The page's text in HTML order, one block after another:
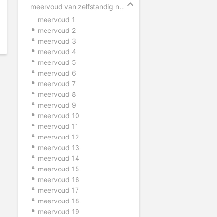
meervoud van zelfstandig naamwoorden
meervoud 1
meervoud 2
meervoud 3
meervoud 4
meervoud 5
meervoud 6
meervoud 7
meervoud 8
meervoud 9
meervoud 10
meervoud 11
meervoud 12
meervoud 13
meervoud 14
meervoud 15
meervoud 16
meervoud 17
meervoud 18
meervoud 19